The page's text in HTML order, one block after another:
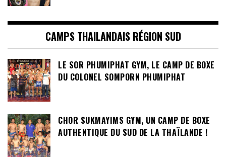
CAMPS THAILANDAIS RÉGION SUD
LE SOR PHUMIPHAT GYM, LE CAMP DE BOXE
DU COLONEL SOMPORN PHUMIPHAT
CHOR SUKMAYIMS GYM, UN CAMP DE BOXE
AUTHENTIQUE DU SUD DE LA THAÏLANDE !